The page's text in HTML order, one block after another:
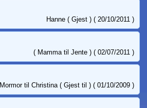
Hanne ( Gjest ) ( 20/10/2011 )
( Mamma til Jente ) ( 02/07/2011 )
Mormor til Christina ( Gjest til ) ( 01/10/2009 )